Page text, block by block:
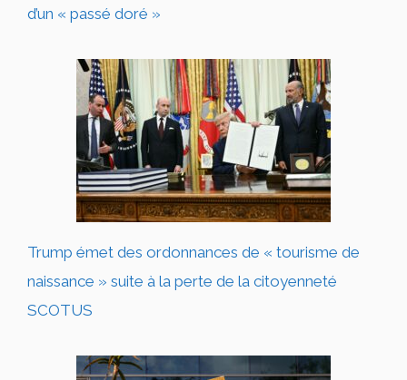
d’un « passé doré »
Trump émet des ordonnances de « tourisme de
naissance » suite à la perte de la citoyenneté
SCOTUS